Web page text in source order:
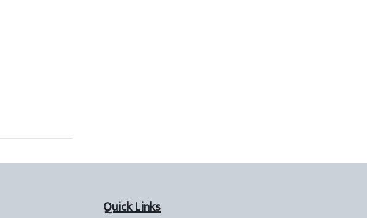
Quick Links